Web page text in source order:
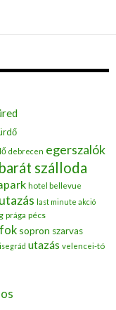
debrecen egerszalók
szálloda
hotel bellevue
last minute akció
prága pécs
sopron szarvas
utazás velencei-tó